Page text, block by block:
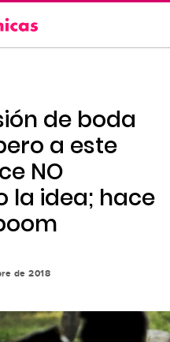
de boda
a este
NO
la idea; hace
de 2018